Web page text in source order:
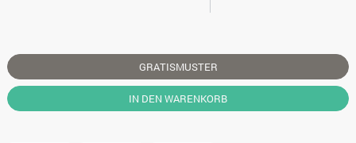
GRATISMUSTER
IN DEN WARENKORB